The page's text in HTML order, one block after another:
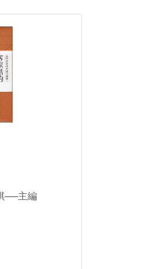
──主編